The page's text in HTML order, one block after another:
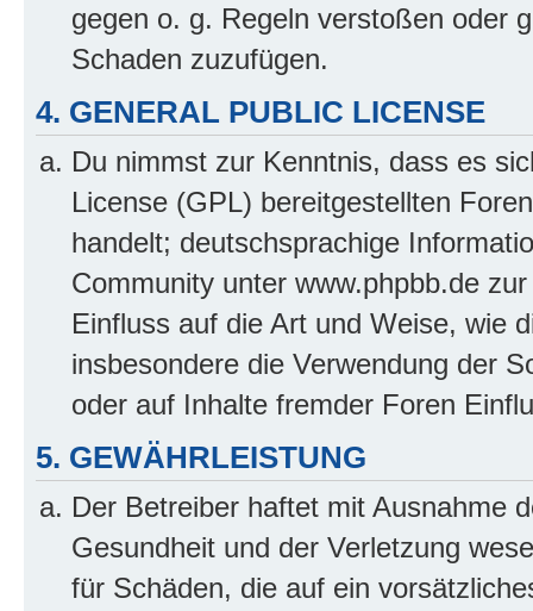
gegen o. g. Regeln verstoßen oder
Schaden zuzufügen.
4. GENERAL PUBLIC LICENSE
Du nimmst zur Kenntnis, dass es
License (GPL) bereitgestellten
handelt; deutschsprachige
Community unter www.phpbb.de
Einfluss auf die Art und Weise, wie
insbesondere die Verwendung der
oder auf Inhalte fremder Foren
5. GEWÄHRLEISTUNG
Der Betreiber haftet mit Ausnahme
Gesundheit und der Verletzung
für Schäden, die auf ein